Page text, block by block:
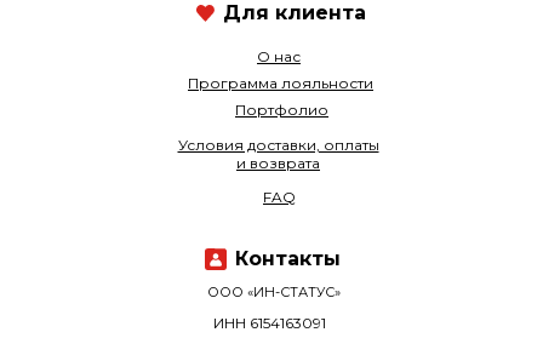
О нас
Программа лояльности
Портфолио
ООО «ИН-СТАТУС»
ИНН 6154163091
Условия доставки, оплаты
и возврата
FAQ
Контакты
Для клиента